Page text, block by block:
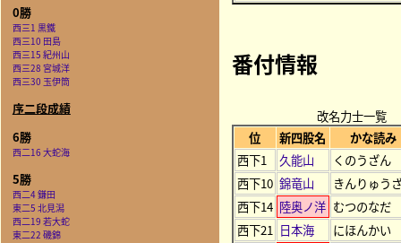
0勝
西三1 黒鐵
西三10 田島
西三15 紀州山
西三28 宮城洋
西三30 玉伊筒
序二段成績
6勝
西二16 大蛇海
5勝
西二4 鎌田
東二5 北見潟
西二19 若大蛇
東二22 磯錦
番付情報
改名力士一覧
位
新四股名
かな読み
西下1
久能山
くのうざん
西下10 錦竜山
きんりゅう
西下14 陸奥ノ洋 むつのなだ
西下21 日本海
にほんかい